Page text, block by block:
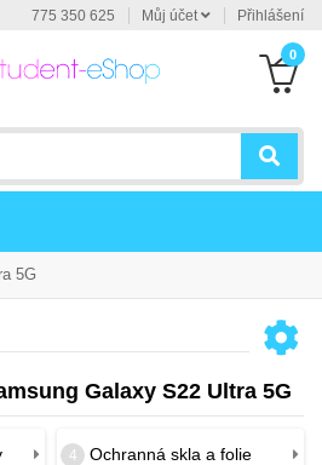
775 350 625 Můj účet Přihlášení
0
5G
Galaxy S22 Ultra 5G
4 Ochranná skla a folie